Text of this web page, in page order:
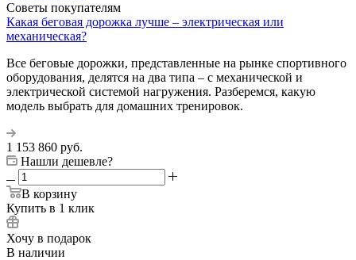
Советы покупателям
Какая беговая дорожка лучше – электрическая или
механическая?
Все беговые дорожки, представленные на рынке спортивного
оборудования, делятся на два типа – с механической и
электрической системой нагружения. Разберемся, какую
модель выбрать для домашних тренировок.
1 153 860 руб.
Нашли дешевле?
В корзину
Купить в 1 клик
Хочу в подарок
В наличии